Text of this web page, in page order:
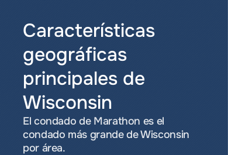
Características
geográficas
principales de
Wisconsin
El condado de Marathon es el
condado más grande de Wisconsin
por área.